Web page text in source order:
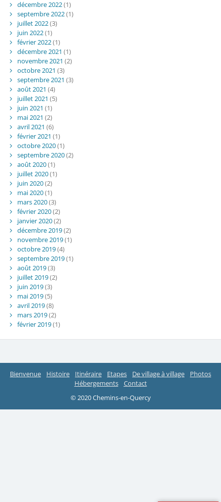
décembre 2022(1)
septembre 2022(1)
juillet 2022(3)
juin 2022(1)
février 2022(1)
décembre 2021 (1)
novembre 2021 (2)
octobre 2021 (3)
septembre 2021 (3)
août 2021 (4)
juillet 2021 (5)
juin 2021 (1)
mai 2021 (2)
avril 2021 (6)
février 2021 (1)
octobre 2020(1)
septembre 2020(2)
août 2020(1)
juillet 2020(1)
juin 2020(2)
mai 2020(1)
mars 2020(3)
février 2020(2)
janvier 2020(2)
décembre 2019(2)
novembre 2019(1)
octobre 2019(4)
septembre 2019(1)
août 2019(3)
juillet 2019(2)
juin 2019(3)
mai 2019(5)
avril 2019(8)
mars 2019(2)
février 2019(1)
Bienvenue Histoire Itinéraire Etapes De village à village
Photos
Hébergements
Contact
© 2020 Chemins-en-Quercy